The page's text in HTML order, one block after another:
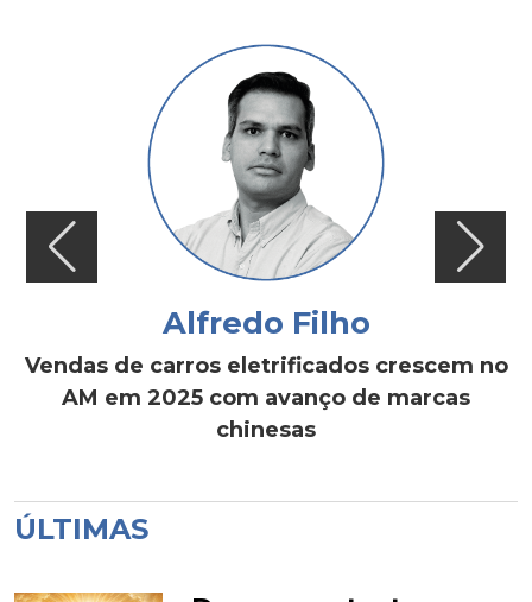
Alfredo Filho
Vendas de carros eletrificados crescem no
AM em 2025 com avanço de marcas
chinesas
ÚLTIMAS